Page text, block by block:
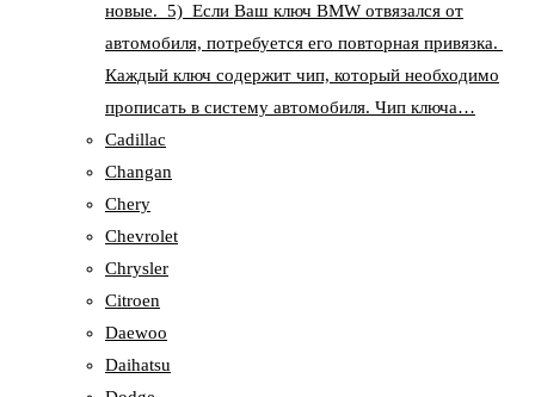
новые. 5) Если Ваш ключ BMW отвязался от
автомобиля, потребуется его повторная привязка.
Каждый ключ содержит чип, который необходимо
прописать в систему автомобиля. Чип ключа…
Cadillac
Changan
Chery
Chevrolet
Chrysler
Citroen
Daewoo
Daihatsu